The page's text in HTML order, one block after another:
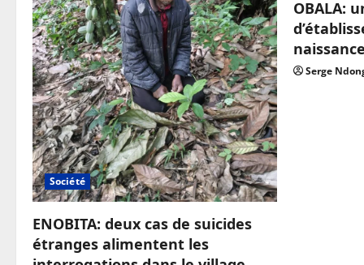
Société
ENOBITA: deux cas de suicides
étranges alimentent les
OBALA:
Serge